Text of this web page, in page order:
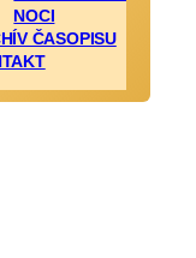
NOCI
ČASOPISU